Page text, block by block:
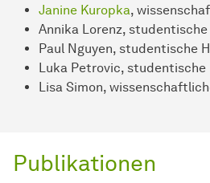
Janine Kuropka,
Annika Lorenz,
Paul Nguyen, studentische
Luka Petrovic,
Lisa Simon,
Publikationen